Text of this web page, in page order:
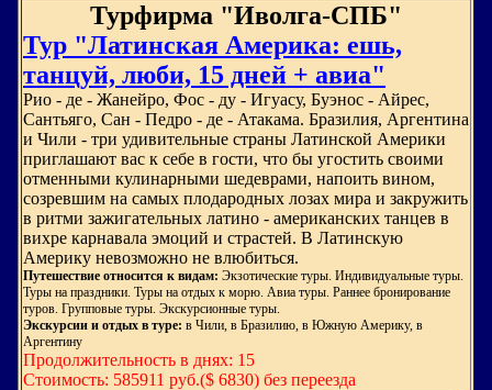
Турфирма "Иволга-СПБ"
Тур "Латинская Америка: ешь,
танцуй, люби, 15 дней + авиа"
Рио - де - Жанейро, Фос - ду - Игуасу, Буэнос - Айрес,
Сантьяго, Сан - Педро - де - Атакама. Бразилия, Аргентина
и Чили - три удивительные страны Латинской Америки
приглашают вас к себе в гости, что бы угостить своими
отменными кулинарными шедеврами, напоить вином,
созревшим на самых плодародных лозах мира и закружить
в ритми зажигательных латино - американских танцев в
вихре карнавала эмоций и страстей. В Латинскую
Америку невозможно не влюбиться.
Путешествие относится к видам: Экзотические туры. Индивидуальные туры.
Туры на праздники. Туры на отдых к морю. Авиа туры. Раннее бронирование
туров. Групповые туры. Экскурсионные туры.
Экскурсии и отдых в туре: в Чили, в Бразилию, в Южную Америку, в
Аргентину
Продолжительность в днях: 15
Стоимость: 585911 руб.($ 6830) без переезда